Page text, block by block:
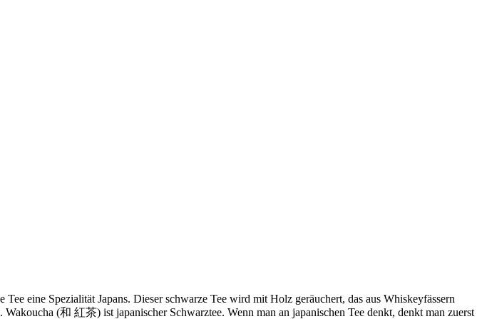
eine Spezialität Japans. Dieser schwarze Tee wird mit Holz geräuchert, das aus Whiskeyfässern
(和 紅茶) ist japanischer Schwarztee. Wenn man an japanischen Tee denkt, denkt man zuerst